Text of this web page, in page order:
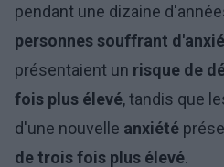
pendant une dizaine
personnes souffrant
présentaient un risque de
fois plus élevé, tandis que
d'une nouvelle anxiété
de trois fois plus élevé.